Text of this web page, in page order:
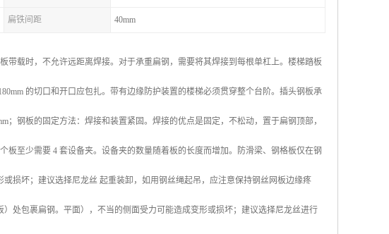
扁铁间距 40mm
载时，不允许远距离焊接。对于承重扁钢，需要将其焊接到每根单杠上。楼梯踏板
的切口和开口应包扎。带有边缘防护装置的楼梯必须贯穿整个台阶。插头钢板承
钢板的固定方法：焊接和装置紧固。焊接的优点是固定，不松动，置于扁钢顶部，
板至少需要 4 套设备夹。设备夹的数量随着板的长度而增加。防滑梁、钢格板仅在钢
损坏；建议选择尼龙丝 起重装卸，如用钢丝绳起吊，应注意保持钢丝网板边缘疼
处包裹扁钢。平面），不当的侧面受力可能造成变形或损坏；建议选择尼龙丝进行